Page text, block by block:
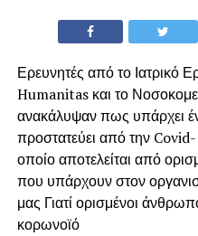
Ερευνητές από το Ιατρικό
Humanitas και το
ανακάλυψαν πως υπάρχει
προστατεύει από την
οποίο αποτελείται από
που υπάρχουν στον
μας Γιατί ορισμένοι
κορωνοϊό